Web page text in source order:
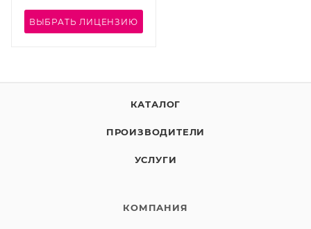
ВЫБРАТЬ ЛИЦЕНЗИЮ
КАТАЛОГ
ПРОИЗВОДИТЕЛИ
УСЛУГИ
КОМПАНИЯ